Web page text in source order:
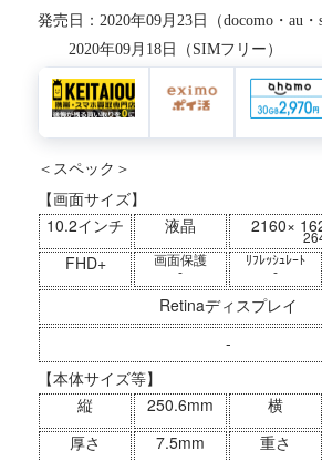
発売日：2020年09月23日（docomo・au・
2020年09月18日（SIMフリー）
＜スペック＞
【画面サイズ】
10.2インチ
液晶 2160×
FHD+ 画面保護
-
ﾘﾌﾚｯｼｭﾚｰﾄ
-
Retinaディスプレイ
-
【本体サイズ等】
縦
250.6mm 横
厚さ
7.5mm 重さ